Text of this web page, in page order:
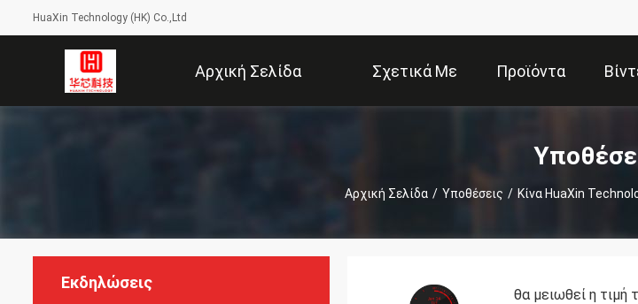
HuaXin Technology (HK) Co.,Ltd
Αρχική Σελίδα Σχετικά Με Προϊόντα
Αρχική Σελίδα / Υποθέσεις / Κίνα HuaXin
Εκδηλώσεις
θα μειωθεί η τιμή